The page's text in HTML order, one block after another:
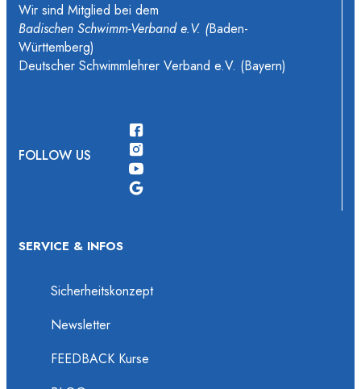
Wir sind Mitglied bei dem
Badischen Schwimm-Verband e.V. (Baden-
Württemberg)
Deutscher Schwimmlehrer Verband e.V. (Bayern)
FOLLOW US
SERVICE & INFOS
Sicherheitskonzept
Newsletter
FEEDBACK Kurse